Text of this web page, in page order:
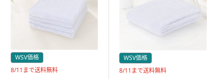
WSV価格
送
8/11まで送料無料
WSV価格
送
8/11まで送料無料